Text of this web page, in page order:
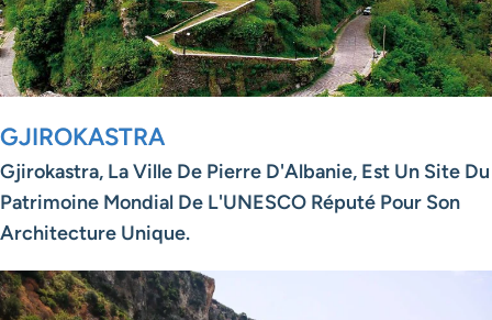
GJIROKASTRA
Gjirokastra, La Ville De Pierre D'Albanie, Est Un Site Du
Patrimoine Mondial De L'UNESCO Réputé Pour Son
Architecture Unique.